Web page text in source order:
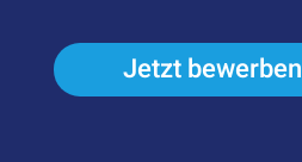
Jetzt bewerben